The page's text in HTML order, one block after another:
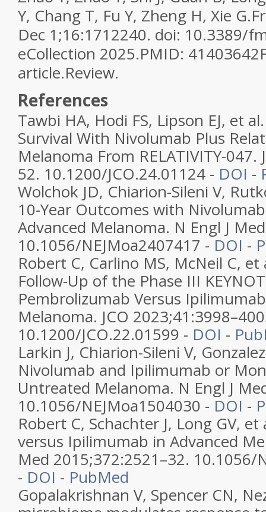
Y, Chang T, Fu Y, Zheng H, Xie G.
Dec 1;16:1712240. doi: 10.3389/
eCollection 2025.PMID: 41403642
article.Review.
References
Tawbi HA, Hodi FS, Lipson EJ, et
Survival With Nivolumab Plus
Melanoma From RELATIVITY-047.
52. 10.1200/JCO.24.01124 - DOI -
Wolchok JD, Chiarion-Sileni V,
10-Year Outcomes with
Advanced Melanoma. N Engl J
10.1056/NEJMoa2407417 - DOI -
Robert C, Carlino MS, McNeil C, et
Follow-Up of the Phase III
Pembrolizumab Versus
Melanoma. JCO
10.1200/JCO.22.01599 - DOI -
Larkin J, Chiarion-Sileni V,
Nivolumab and Ipilimumab or
Untreated Melanoma. N Engl J
10.1056/NEJMoa1504030 - DOI -
Robert C, Schachter J, Long GV,
versus Ipilimumab in Advanced
Med 2015;372:2521–32. 10.1056/
- DOI - PubMed
Gopalakrishnan V, Spencer CN,